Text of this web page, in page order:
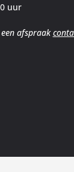
uur
afspraak